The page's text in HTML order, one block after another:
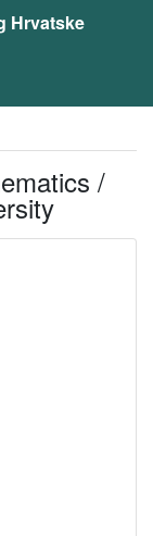
Hrvatske
/